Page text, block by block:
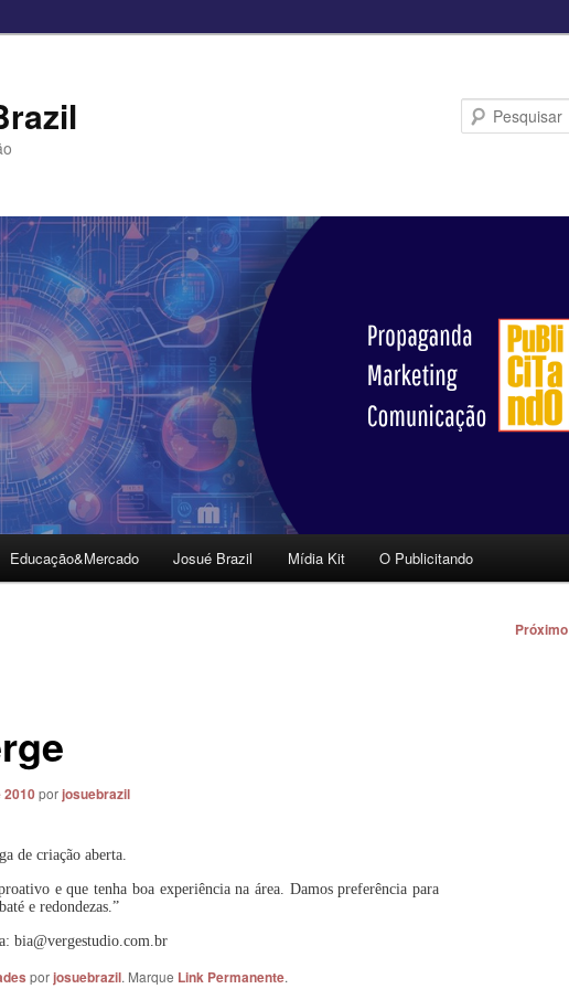
Educação&Mercado Josué Brazil Mídia Kit O Publicitando
Próximo
2010porjosuebrazil
de criação aberta.
e que tenha boa experiência na área. Damos preferência para
e redondezas.”
bia@vergestudio.com.br
porjosuebrazil. Marque Link Permanente.